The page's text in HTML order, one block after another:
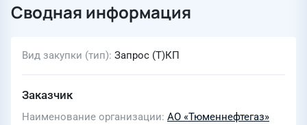
Сводная информация
Вид закупки (тип) Запрос (Т)КП
Заказчик
Наименование организации АО «Тюменнефтегаз»